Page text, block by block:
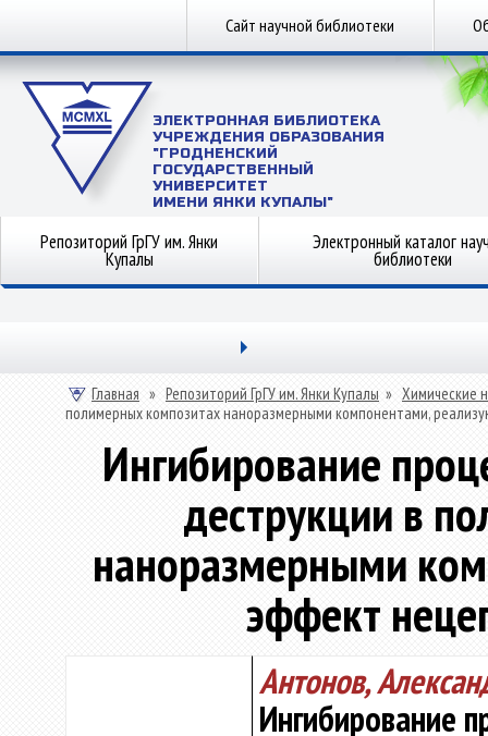
Сайт научной библиотеки
ЭЛЕКТРОННАЯ БИБЛИОТЕКА
УЧРЕЖДЕНИЯ ОБРАЗОВАНИЯ
"ГРОДНЕНСКИЙ
ГОСУДАРСТВЕННЫЙ
УНИВЕРСИТЕТ
ИМЕНИ ЯНКИ КУПАЛЫ"
Репозиторий ГрГУ им. Янки
Купалы
Электронный каталог
библиотеки
Главная » Репозиторий ГрГУ им. Янки Купалы » Химические
полимерных композитах наноразмерными компонентами,
Ингибирование
деструкции в
наноразмерными
эффект
Антонов,
Ингибирование